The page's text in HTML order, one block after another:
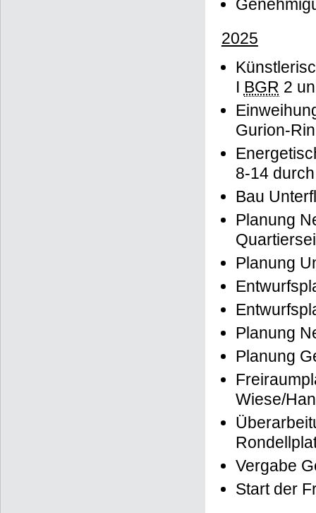
2025
I BGR 2
Gurion-
8-14
Bau
Planung
Planung
Planung
Planung
Wiese/
Vergabe
Start der